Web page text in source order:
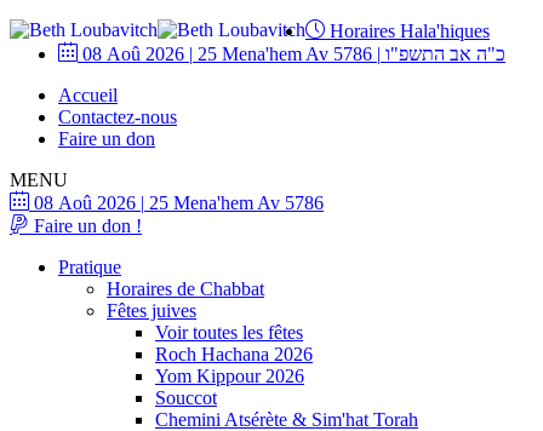
Horaires Hala'hiques
08 Aoû 2026 | 25 Mena'hem Av 5786 | כ"ה אב התשפ"ו
Accueil
Contactez-nous
Faire un don
MENU
08 Aoû 2026 | 25 Mena'hem Av 5786
Faire un don !
Pratique
Horaires de Chabbat
Fêtes juives
Voir toutes les fêtes
Roch Hachana 2026
Yom Kippour 2026
Souccot
Chemini Atsérète & Sim'hat Torah